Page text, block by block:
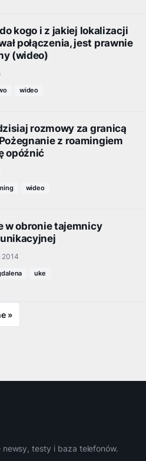
kogo i z jakiej lokalizacji
połączenia, jest prawnie
(wideo)
wideo
rozmowy za granicą
z roamingiem
opóźnić
wideo
w obronie tajemnicy
2014
uke
»
testy i baza telefonów.